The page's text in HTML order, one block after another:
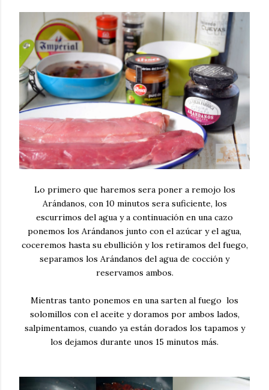
Lo primero que haremos sera poner a remojo los
Arándanos, con 10 minutos sera suficiente, los
escurrimos del agua y a continuación en una cazo
ponemos los Arándanos junto con el azúcar y el agua,
coceremos hasta su ebullición y los retiramos del fuego,
separamos los Arándanos del agua de cocción y
reservamos ambos.
Mientras tanto ponemos en una sarten al fuego los
solomillos con el aceite y doramos por ambos lados,
salpimentamos, cuando ya están dorados los tapamos y
los dejamos durante unos 15 minutos más.